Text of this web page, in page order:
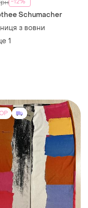
-12%
Schumacher
з вовни
1